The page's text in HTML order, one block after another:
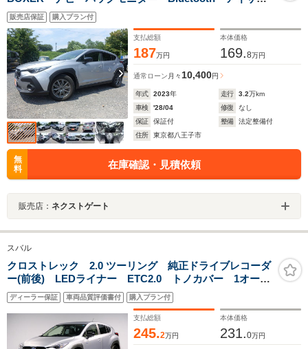
ト ETC アダプティブオートクルーズ ブラインドス
ポットモニター 禁煙車 車検10年4月 パワーシート
走行32400キロ スマートキー
販売店保証 購入プラン付
支払総額
187万円
本体価格
169.8万円
通常ローン 月々10,400円
年式 2023年 走行 3.2万km
車検
'28/04 修復
なし
保証
保証付 整備
法定整備付
住所
東京都八王子市
無
料
在庫確認・見積依頼
販売店： ネクストゲート
スバル
クロストレック 2.0 ツーリング 純正ドライブレコーダ
ー(前後) LEDライナー ETC2.0 トノカバー 1オーナ
ー
ディーラー保証 車両品質評価書付 購入プラン付
支払総額
245.2万円
本体価格
231.0万円